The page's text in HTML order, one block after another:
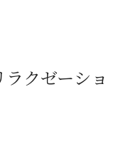
る具体的なス
のリフレッシ
めの具体的な
クゼーショ